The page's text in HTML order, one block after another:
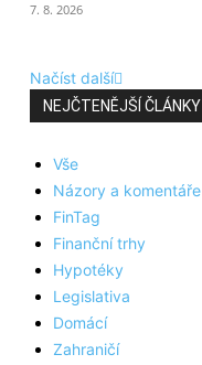
7. 8. 2026
Načíst další
NEJČTENĚJŠÍ ČLÁNKY
Vše
Názory a komentáře
FinTag
Finanční trhy
Hypotéky
Legislativa
Domácí
Zahraničí